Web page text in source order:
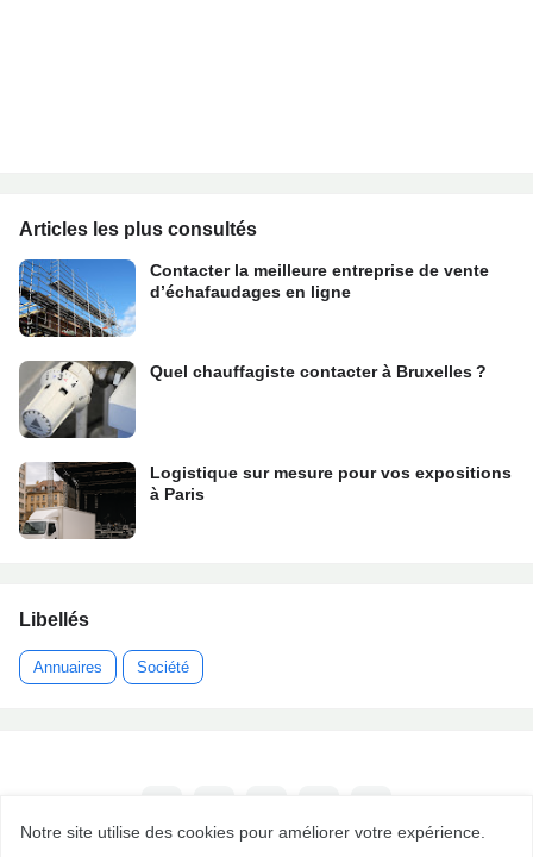
Articles les plus consultés
Contacter la meilleure entreprise de vente
d’échafaudages en ligne
Quel chauffagiste contacter à Bruxelles ?
Logistique sur mesure pour vos expositions
à Paris
Libellés
Annuaires Société
Notre site utilise des cookies pour améliorer votre expérience.